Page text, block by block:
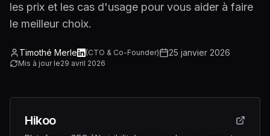
les prix et les cas d'usage pour vous aider à faire
le meilleur choix.
Timothé Merle (CTO & Co-Founder) 25 janvier 2026
Mis à jour le29 avril 2026
Hikoo